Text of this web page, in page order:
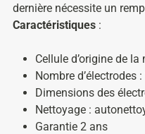
dernière nécessite un
Caractéristiques :
Cellule d’origine de
Nombre d’électrodes
Dimensions des
Nettoyage :
Garantie 2 ans